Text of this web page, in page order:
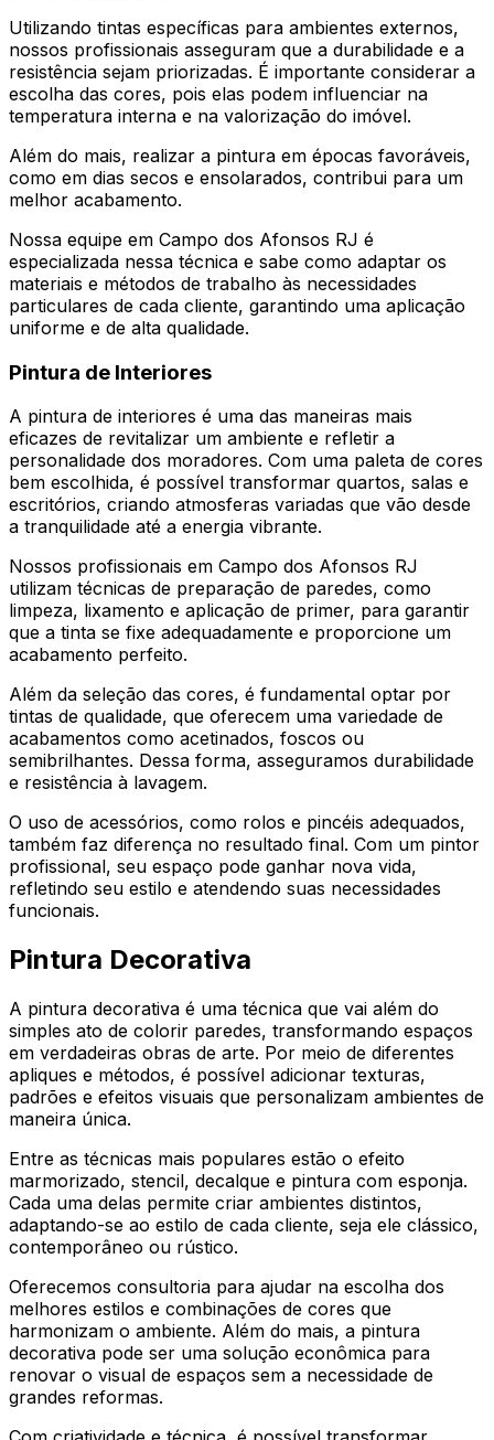
Utilizando tintas específicas para ambientes externos,
nossos profissionais asseguram que a durabilidade e a
resistência sejam priorizadas. É importante considerar a
escolha das cores, pois elas podem influenciar na
temperatura interna e na valorização do imóvel.
Além do mais, realizar a pintura em épocas favoráveis,
como em dias secos e ensolarados, contribui para um
melhor acabamento.
Nossa equipe em Campo dos Afonsos RJ é
especializada nessa técnica e sabe como adaptar os
materiais e métodos de trabalho às necessidades
particulares de cada cliente, garantindo uma aplicação
uniforme e de alta qualidade.
Pintura de Interiores
A pintura de interiores é uma das maneiras mais
eficazes de revitalizar um ambiente e refletir a
personalidade dos moradores. Com uma paleta de cores
bem escolhida, é possível transformar quartos, salas e
escritórios, criando atmosferas variadas que vão desde
a tranquilidade até a energia vibrante.
Nossos profissionais em Campo dos Afonsos RJ
utilizam técnicas de preparação de paredes, como
limpeza, lixamento e aplicação de primer, para garantir
que a tinta se fixe adequadamente e proporcione um
acabamento perfeito.
Além da seleção das cores, é fundamental optar por
tintas de qualidade, que oferecem uma variedade de
acabamentos como acetinados, foscos ou
semibrilhantes. Dessa forma, asseguramos durabilidade
e resistência à lavagem.
O uso de acessórios, como rolos e pincéis adequados,
também faz diferença no resultado final. Com um pintor
profissional, seu espaço pode ganhar nova vida,
refletindo seu estilo e atendendo suas necessidades
funcionais.
Pintura Decorativa
A pintura decorativa é uma técnica que vai além do
simples ato de colorir paredes, transformando espaços
em verdadeiras obras de arte. Por meio de diferentes
apliques e métodos, é possível adicionar texturas,
padrões e efeitos visuais que personalizam ambientes de
maneira única.
Entre as técnicas mais populares estão o efeito
marmorizado, stencil, decalque e pintura com esponja.
Cada uma delas permite criar ambientes distintos,
adaptando-se ao estilo de cada cliente, seja ele clássico,
contemporâneo ou rústico.
Oferecemos consultoria para ajudar na escolha dos
melhores estilos e combinações de cores que
harmonizam o ambiente. Além do mais, a pintura
decorativa pode ser uma solução econômica para
renovar o visual de espaços sem a necessidade de
grandes reformas.